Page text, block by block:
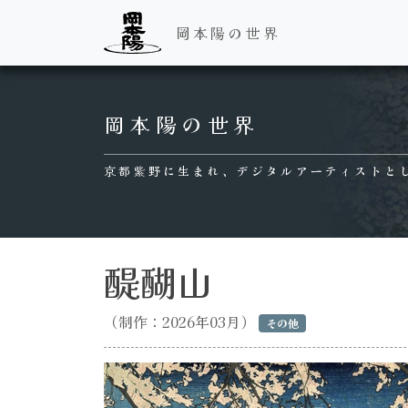
Main Navigation
岡本陽の世界
岡本陽の世界
京都紫野に生まれ、デジタルアーティストと
醍醐山
（制作：2026年03月） その他